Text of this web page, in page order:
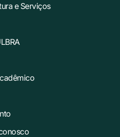
e Serviços